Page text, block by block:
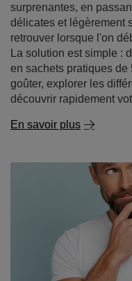
En savoir plus
Yerba mate - où
acheter en ligne